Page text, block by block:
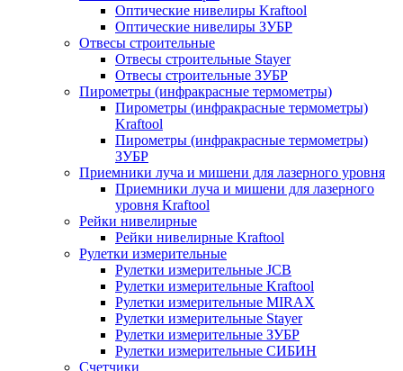
Оптические нивелиры Kraftool
Оптические нивелиры ЗУБР
Отвесы строительные
Отвесы строительные Stayer
Отвесы строительные ЗУБР
Пирометры (инфракрасные термометры)
Пирометры (инфракрасные термометры)
Kraftool
Пирометры (инфракрасные термометры)
ЗУБР
Приемники луча и мишени для лазерного уровня
Приемники луча и мишени для лазерного
уровня Kraftool
Рейки нивелирные
Рейки нивелирные Kraftool
Рулетки измерительные
Рулетки измерительные JCB
Рулетки измерительные Kraftool
Рулетки измерительные MIRAX
Рулетки измерительные Stayer
Рулетки измерительные ЗУБР
Рулетки измерительные СИБИН
Счетчики